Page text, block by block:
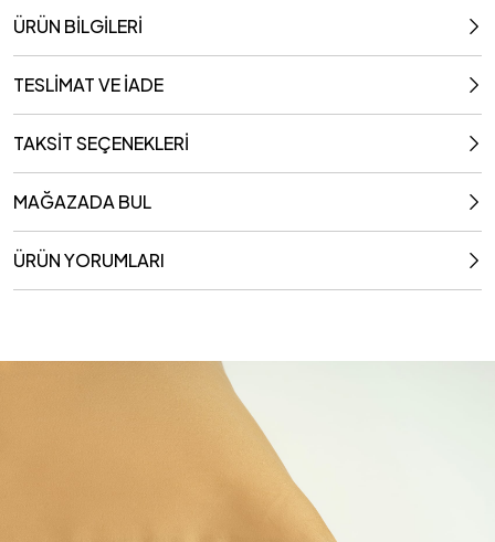
ÜRÜN BİLGİLERİ
TESLİMAT VE İADE
TAKSİT SEÇENEKLERİ
MAĞAZADA BUL
ÜRÜN YORUMLARI